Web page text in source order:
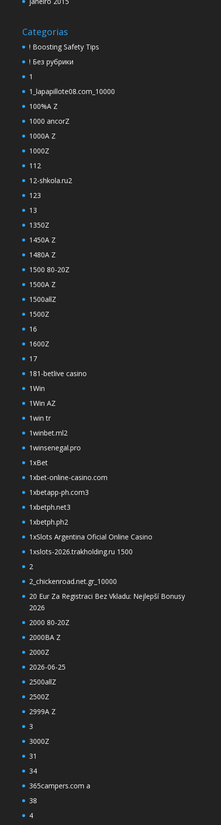
Categorias
! Boosting Safety Tips
! Без рубрики
1
1_lapapillote08.com_10000
100%A Z
1000 ancorZ
1000A Z
1000Z
112
12-shkola.ru2
123
13
1350Z
1450A Z
1480A Z
1500 80-20Z
1500A Z
1500allZ
1500Z
16
1600Z
17
181-betlive casino
1Win
1Win AZ
1win tr
1winbet.ml2
1winsenegal.pro
1xBet
1xbet-online-casino.com
1xbetapp-ph.com3
1xbetph.net3
1xbetph.ph2
1xSlots Argentina Oficial Online Casino
1xslots-2026.trakholding.ru 1500
2
2_chickenroad.net.gr_10000
20 Eur Za Registraci Bez Vkladu: Nejlepší Bonusy
2026
2000 80-20Z
2000BA Z
2000Z
2026-06-25
2500allZ
2500Z
2999A Z
3
3000Z
31
34
365campers.com a
38
4